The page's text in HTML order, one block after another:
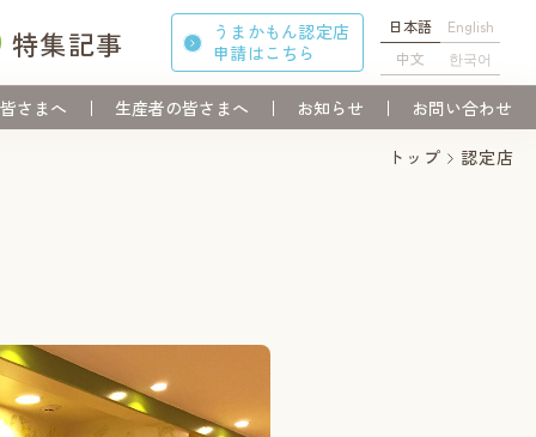
特集記事
うまかもん認定店
申請はこちら
日本語
English
中文
한국어
さまへ 生産者の皆さまへ お知らせ お問い合わせ
トップ 認定店